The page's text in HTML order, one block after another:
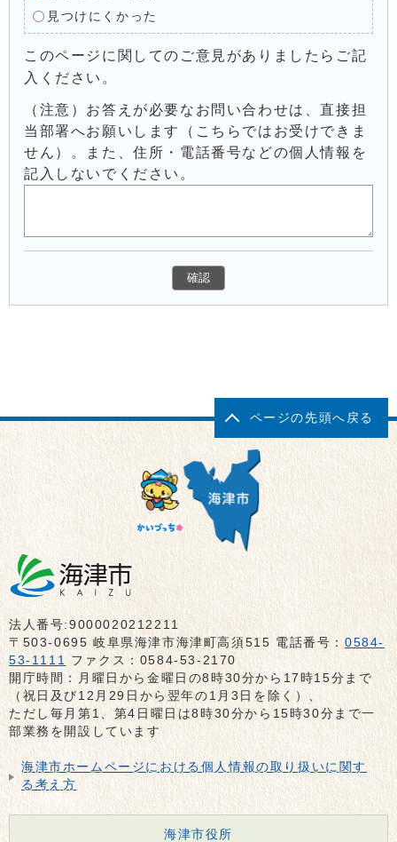
見つけにくかった
このページに関してのご意見がありましたらご記
入ください。
（注意）お答えが必要なお問い合わせは、直接担
当部署へお願いします（こちらではお受けできま
せん）。また、住所・電話番号などの個人情報を
記入しないでください。
ページの先頭へ戻る
法人番号:9000020212211
〒503-0695 岐阜県海津市海津町高須515 電話番号：0584-
53-1111 ファクス：0584-53-2170
開庁時間：月曜日から金曜日の8時30分から17時15分まで
（祝日及び12月29日から翌年の1月3日を除く）、
ただし毎月第1、第4日曜日は8時30分から15時30分まで一
部業務を開設しています
海津市ホームページにおける個人情報の取り扱いに関す
る考え方
海津市役所